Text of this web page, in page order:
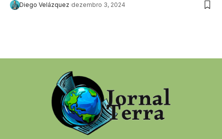
Diego Velázquez dezembro 3, 2024